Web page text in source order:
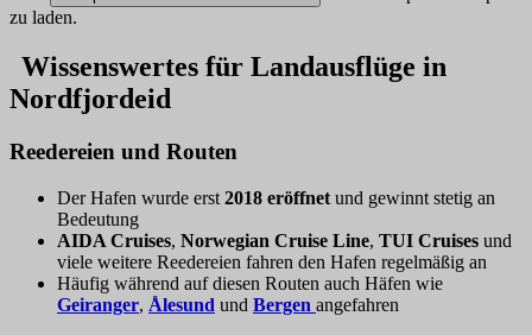
zu laden.
Wissenswertes für Landausflüge in
Nordfjordeid
Reedereien und Routen
Der Hafen wurde erst 2018 eröffnet und gewinnt stetig an
Bedeutung
AIDA Cruises, Norwegian Cruise Line, TUI Cruises und
viele weitere Reedereien fahren den Hafen regelmäßig an
Häufig während auf diesen Routen auch Häfen wie
Geiranger, Ålesund und Bergen angefahren